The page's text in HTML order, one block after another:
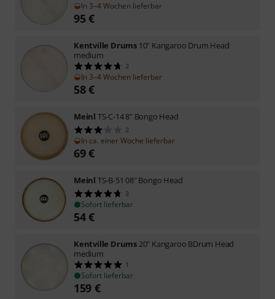
In 3–4 Wochen lieferbar
95€
Kentville Drums 10" Kangaroo Drum Head
medium
3
In 3–4 Wochen lieferbar
58€
Meinl TS-C-14 8" Bongo Head
2
In ca. einer Woche lieferbar
69€
Meinl TS-B-51 08" Bongo Head
3
Sofort lieferbar
54€
Kentville Drums 20" Kangaroo BDrum Head
medium
1
Sofort lieferbar
159 €